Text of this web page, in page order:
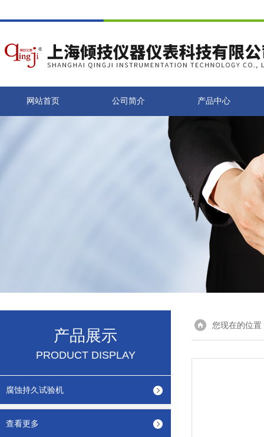
网站首页 公司简介 产品中心
产品展示
PRODUCT DISPLAY
腐蚀持久试验机
查看更多
您现在的位置